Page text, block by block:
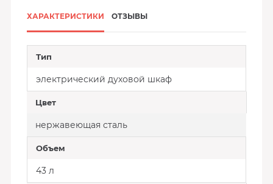
ХАРАКТЕРИСТИКИ ОТЗЫВЫ
Тип
электрический духовой шкаф
Цвет
нержавеющая сталь
Объем
43 л